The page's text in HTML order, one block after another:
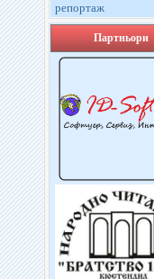
репортаж
Партньори